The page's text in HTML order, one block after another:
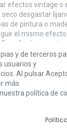
Add
efectos vintage o
seco desgastar
de pintura o
el mismo
Para ﬁnalizar
y de terceros
usuarios y
Al pulsar
más
política de